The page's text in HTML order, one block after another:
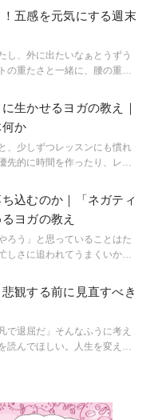
段よりももっと体への気遣い
にツアーやコンサートで世界
ーなどのセレブたちは、ツア
る上でも、旅先でのヘルスメ
ブリトニースピアーズもそん
トを披露したことで話題にな
五感を元気にする週末
し、外に出たいなぁとうずう
の重たさと一緒に、腰の重た
待ってますよ！
生かせるヨガの教え｜
か
、少しずつレッスンにも慣れ
先的に時間を作ったり、レッ
あるでしょう。様々なポーズ
ポーズに挑戦することでヨガ
できる人も多いかもしれませ
心や思考にも変化が感じられ
ょう。そんな時期だからこ
んでしょうか？少し立ち止ま
込むのか｜「ネガティ
ヨガの教え
ろう」と思っていることはた
しさに追われてうまくいかな
きないんだろう」そんなふう
信を失くしたり、ネガティブ
とってありませんか？ヨガ哲
足）〉という教えがあり、
と言われていますが、これっ
悲観する前に見直すべき
で退屈だ」そんなふうに考え
読んでほしい。人生を変える